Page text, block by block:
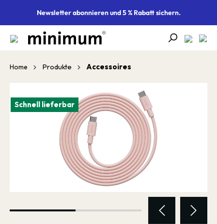
springenNewsletter abonnieren und 5 % Rabatt sichern.
Home Produkte Accessoires
Schnell lieferbar